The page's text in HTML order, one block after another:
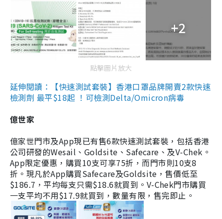
+2
點擊圖片放大
延伸閱讀：【快速測試套裝】香港口罩品牌開賣2款快速
檢測劑 最平$18起 ！可檢測Delta/Omicron病毒
億世家
億家世門市及App現已有售6款快速測試套裝，包括香港
公司研發的Wesail、Goldsite、Safecare、及V-Chek。
App限定優惠，購買10支可享75折，而門市則10支8
折。現凡於App購買Safecare及Goldsite，售價低至
$186.7，平均每支只需$18.6就買到。V-Chek門市購買
一支平均不用$17.9就買到，數量有限，售完即止。